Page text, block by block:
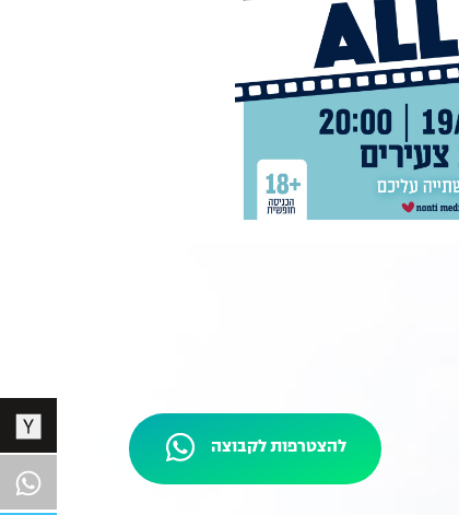
להצטרפות לקבוצה